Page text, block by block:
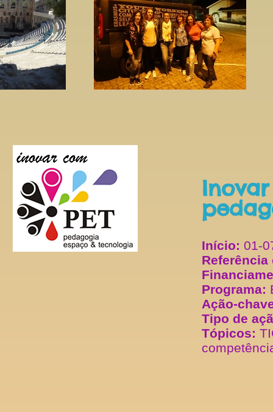
Inovar
Início: 01-
Programa:
Ação-
Tipo de
Tópicos: